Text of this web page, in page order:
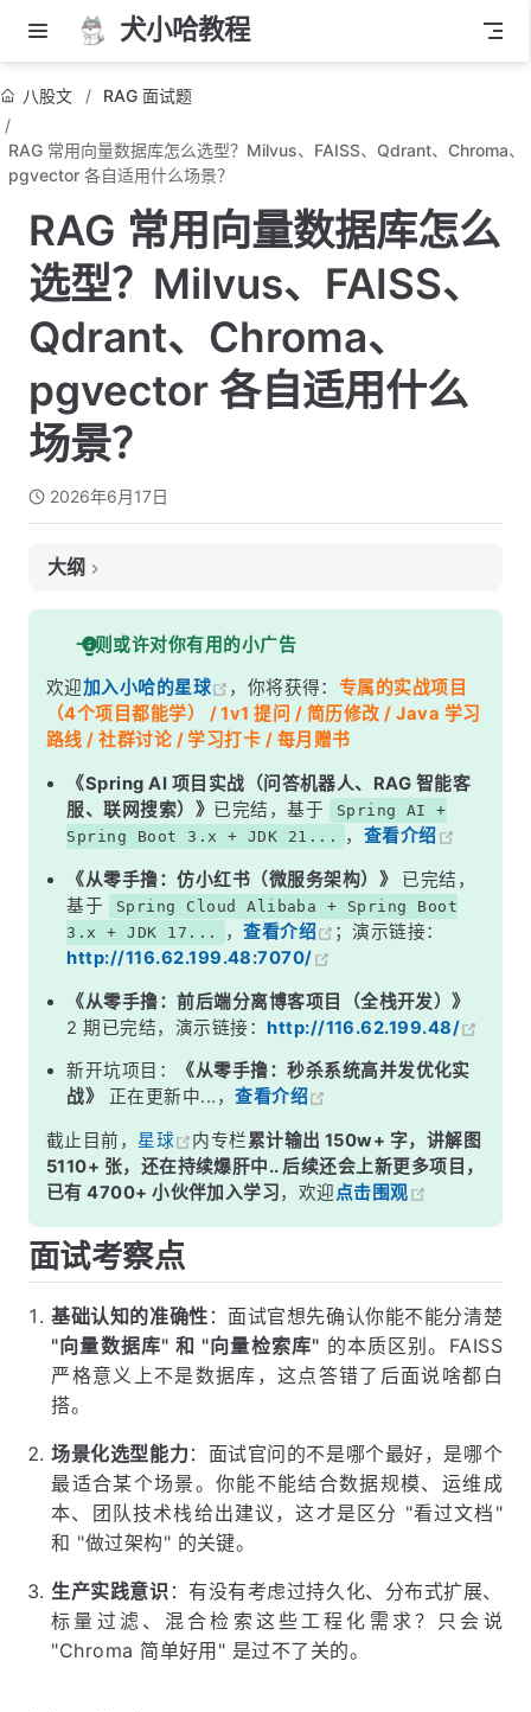
犬小哈教程
八股文 RAG 面试题
RAG 常用向量数据库怎么选型？Milvus、FAISS、Qdrant、Chroma、
pgvector 各自适用什么场景？
RAG 常用向量数据库怎么
选型？Milvus、FAISS、
Qdrant、Chroma、
pgvector 各自适用什么
场景？
2026年6月17日
大纲
面试考察点
核心答案
深度解析
一、先搞清一个核心误区：FAISS 不是数据库
二、五大方案逐一拆解
三、横向对比总表
五、选型决策流程
面试高频追问
记忆口诀
总结
一则或许对你有用的小广告
欢迎加入小哈的星球 ，你将获得： 专属的实战项目
（4个项目都能学） / 1v1 提问 / 简历修改 / Java 学习
路线 / 社群讨论 / 学习打卡 / 每月赠书
《Spring AI 项目实战（问答机器人、RAG 智能客
服、联网搜索）》 已完结，基于
Spring AI +
Spring Boot 3.x + JDK 21...
， 查看介绍
《从零手撸：仿小红书（微服务架构）》
已完结，
基于
Spring Cloud Alibaba + Spring Boot
3.x + JDK 17...
，查看介绍
；演示链接：
http://116.62.199.48:7070/
《从零手撸：前后端分离博客项目（全栈开发）》
2 期已完结，演示链接：http://116.62.199.48/
新开坑项目：
《从零手撸：秒杀系统高并发优化实
战》
正在更新中...，查看介绍
截止目前， 星球 内专栏累计输出 150w+ 字，讲解图
5110+ 张，还在持续爆肝中.. 后续还会上新更多项目，
已有 4700+ 小伙伴加入学习，欢迎点击围观
面试考察点
基础认知的准确性 ：面试官想先确认你能不能分清楚
"向量数据库" 和 "向量检索库" 的本质区别。FAISS
严格意义上不是数据库，这点答错了后面说啥都白
搭。
场景化选型能力：面试官问的不是哪个最好，是哪个
最适合某个场景。你能不能结合数据规模、运维成
本、团队技术栈给出建议，这才是区分 "看过文档"
和 "做过架构" 的关键。
生产实践意识 ：有没有考虑过持久化、分布式扩展、
标量过滤、混合检索这些工程化需求？只会说
"Chroma 简单好用" 是过不了关的。